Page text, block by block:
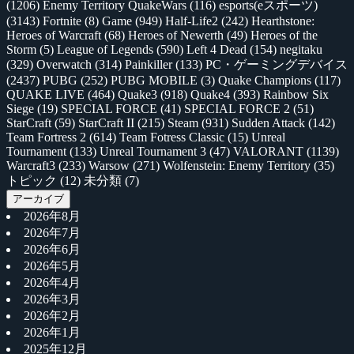
(1206) Enemy Territory QuakeWars (116) esports(eスポーツ)
(3143) Fortnite (8) Game (949) Half-Life2 (242) Hearthstone:
Heroes of Warcraft (68) Heroes of Newerth (49) Heroes of the
Storm (5) League of Legends (590) Left 4 Dead (154) negitaku
(329) Overwatch (314) Painkiller(133) PC・ゲーミングデバイス
(2437) PUBG (252) PUBG MOBILE (3) Quake Champions (117)
QUAKE LIVE (464) Quake3 (918) Quake4 (393) Rainbow Six
Siege (19) SPECIAL FORCE (41) SPECIAL FORCE 2 (51)
StarCraft (59) StarCraft II (215) Steam (931) Sudden Attack (142)
Team Fortress 2 (614) Team Fotress Classic (15) Unreal
Tournament (133) Unreal Tournament 3 (47) VALORANT (1139)
Warcraft3 (233) Warsow (271) Wolfenstein: Enemy Territory (35)
トピック (12) 未分類 (7)
アーカイブ
2026年8月
2026年7月
2026年6月
2026年5月
2026年4月
2026年3月
2026年2月
2026年1月
2025年12月